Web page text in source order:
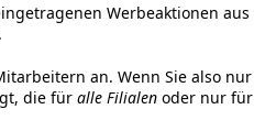
Werbeaktionen aus
an. Wenn Sie also nur
die für alle Filialen oder nur für